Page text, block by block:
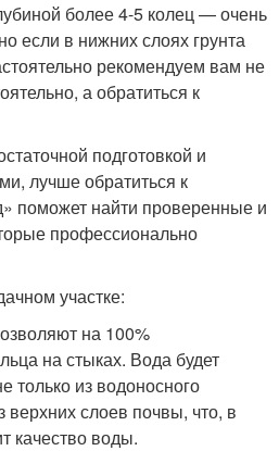
более 4-5 колец — очень
если в нижних слоях грунта
рекомендуем вам не
а обратиться к
подготовкой и
лучше обратиться к
поможет найти проверенные и
профессионально
участке:
на 100%
на стыках. Вода будет
только из водоносного
верхних слоев почвы, что, в
качество воды.